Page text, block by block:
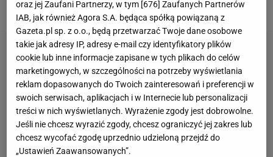
mistrzem Grecji z Panathinaikosem.
oraz jej Zaufani Partnerzy, w tym [676] Zaufanych Partnerów
IAB, jak również Agora S.A. będąca spółką powiązaną z
Gazeta.pl sp. z o.o., będą przetwarzać Twoje dane osobowe
takie jak adresy IP, adresy e-mail czy identyfikatory plików
cookie lub inne informacje zapisane w tych plikach do celów
marketingowych, w szczególności na potrzeby wyświetlania
reklam dopasowanych do Twoich zainteresowań i preferencji w
swoich serwisach, aplikacjach i w Internecie lub personalizacji
treści w nich wyświetlanych. Wyrażenie zgody jest dobrowolne.
Jeśli nie chcesz wyrazić zgody, chcesz ograniczyć jej zakres lub
chcesz wycofać zgodę uprzednio udzieloną przejdź do
„Ustawień Zaawansowanych”.